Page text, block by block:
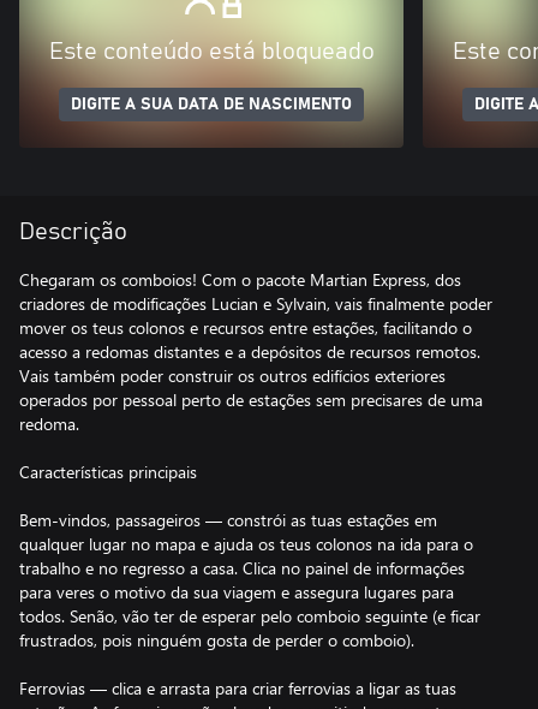
Este conteúdo está bloqueado
DIGITE A SUA DATA DE NASCIMENTO
Este
DIGITE
Descrição
Chegaram os comboios! Com o pacote Martian Express, dos
criadores de modificações Lucian e Sylvain, vais finalmente poder
mover os teus colonos e recursos entre estações, facilitando o
acesso a redomas distantes e a depósitos de recursos remotos.
Vais também poder construir os outros edifícios exteriores
operados por pessoal perto de estações sem precisares de uma
redoma.
Características principais
Bem-vindos, passageiros — constrói as tuas estações em
qualquer lugar no mapa e ajuda os teus colonos na ida para o
trabalho e no regresso a casa. Clica no painel de informações
para veres o motivo da sua viagem e assegura lugares para
todos. Senão, vão ter de esperar pelo comboio seguinte (e ficar
frustrados, pois ninguém gosta de perder o comboio).
Ferrovias — clica e arrasta para criar ferrovias a ligar as tuas